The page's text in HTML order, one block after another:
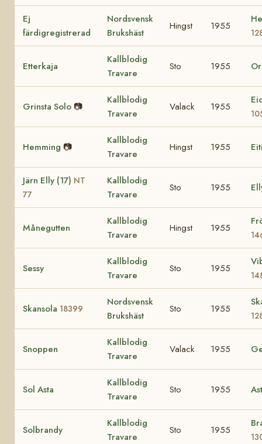
Ej
färdigregistrerad
Nordsvensk
Brukshäst
Hingst 1955
Etterkaja
Kallblodig
Travare
Sto 1955
Grinsta Solo 📷
Kallblodig
Travare
Valack 1955
Hemming 📷
Kallblodig
Travare
Hingst 1955
Järn Elly (17) NT
77
Kallblodig
Travare
Sto 1955
Månegutten
Kallblodig
Travare
Hingst 1955
Sessy
Kallblodig
Travare
Sto 1955
Skansola 18399
Nordsvensk
Brukshäst
Sto 1955
Snoppen
Kallblodig
Travare
Valack 1955
Sol Asta
Kallblodig
Travare
Sto 1955
Solbrandy
Kallblodig
Travare
Sto 1955